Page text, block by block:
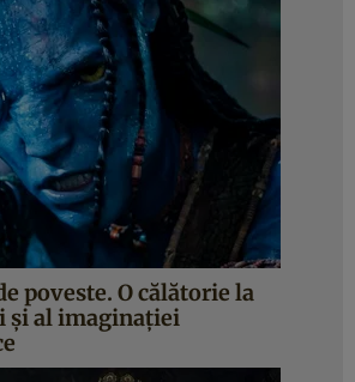
poveste. O călătorie la
și al imaginației